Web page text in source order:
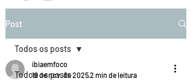
Post
Todos os posts
Todos os posts
ibiaemfoco
19 de nov. de 20252 min de leitura